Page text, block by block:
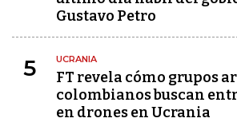
Gustavo Petro
5 UCRANIA
FT revela cómo grupos
colombianos buscan
en drones en Ucrania